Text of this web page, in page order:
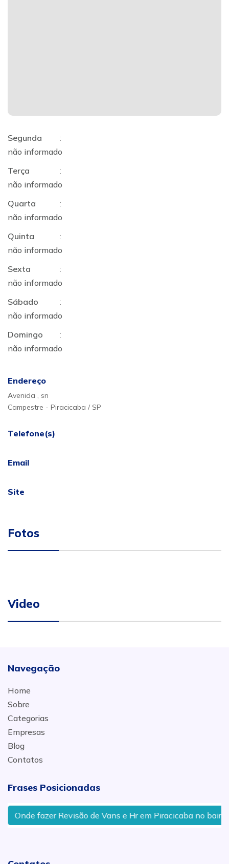
Segunda
:
não informado
Terça
:
não informado
Quarta
:
não informado
Quinta
:
não informado
Sexta
:
não informado
Sábado
:
não informado
Domingo
:
não informado
Endereço
Avenida , sn
Campestre - Piracicaba / SP
Telefone(s)
Email
Site
Fotos
Video
Navegação
Home
Sobre
Categorias
Empresas
Blog
Contatos
Frases Posicionadas
Onde fazer Revisão de Vans e Hr em Piracicaba no bairro